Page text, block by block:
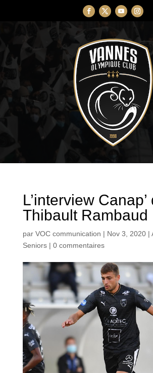
L’interview Canap’
Thibault Rambaud
par VOC communication | Nov 3, 2020|
Seniors| 0 commentaires